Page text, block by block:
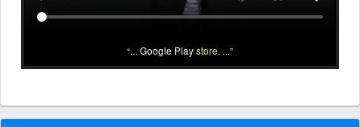
... Google Playstore. ...